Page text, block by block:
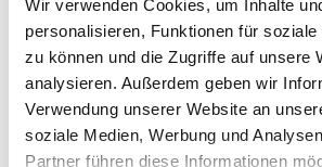
Wir verwenden Cookies, um Inhalte
personalisieren, Funktionen für soziale
zu können und die Zugriffe auf unsere
analysieren. Außerdem geben wir
Verwendung unserer Website an
soziale Medien, Werbung und
Partner führen diese Informationen
6. Luciano – Rub A Dub Market
8. Raphael – Soundblaster
9. Jahcoustix feat. Apple Gabriel –
10. Gappy Ranks – ICU
11. Anthony B – Freedom Fighter